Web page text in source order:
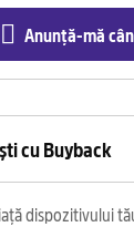
Anunță-mă
cu Buyback
dispozitivului